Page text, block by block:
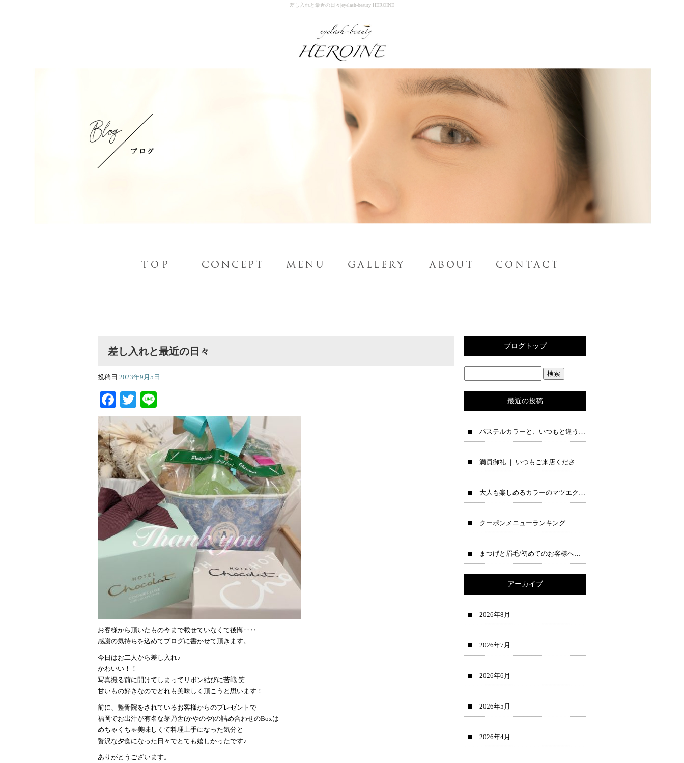
差し入れと最近の日々|eyelash-beauty HEROINE
差し入れと最近の日々
投稿日 2023年9月5日
Facebook
Twitter
お客様から頂いたもの今まで載せていなくて後悔‥‥
感謝の気持ちを込めてブログに書かせて頂きます。
今日はお二人から差し入れ♪
かわいい！！
写真撮る前に開けてしまってリボン結びに苦戦 笑
甘いもの好きなのでどれも美味しく頂こうと思います！
前に、整骨院をされているお客様からのプレゼントで
福岡でお出汁が有名な茅乃舎(かやのや)の詰め合わせのBoxは
めちゃくちゃ美味しくて料理上手になった気分と
贅沢な夕食になった日々でとても嬉しかったです♪
ありがとうございます。
ブログトップ
最近の投稿
パステルカラーと、いつもと違う夜テンションの一人語りブログ
満員御礼 ｜ いつもご来店くださる皆様へ♪
大人も楽しめるカラーのマツエクのご紹介
クーポンメニューランキング
まつげと眉毛/初めてのお客様へ→公式ラインで先に相談できます♪
アーカイブ
2026年8月
2026年7月
2026年6月
2026年5月
2026年4月